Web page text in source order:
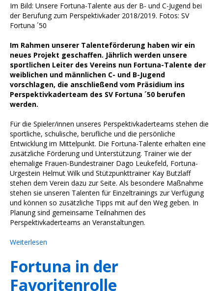
Im Bild: Unsere Fortuna-Talente aus der B- und C-Jugend bei
der Berufung zum Perspektivkader 2018/2019. Fotos: SV
Fortuna ´50
Im Rahmen unserer Talenteförderung haben wir ein
neues Projekt geschaffen. Jährlich werden unsere
sportlichen Leiter des Vereins nun Fortuna-Talente der
weiblichen und männlichen C- und B-Jugend
vorschlagen, die anschließend vom Präsidium ins
Perspektivkaderteam des SV Fortuna ´50 berufen
werden.
Für die Spieler/innen unseres Perspektivkaderteams stehen die
sportliche, schulische, berufliche und die persönliche
Entwicklung im Mittelpunkt. Die Fortuna-Talente erhalten eine
zusätzliche Förderung und Unterstützung. Trainer wie der
ehemalige Frauen-Bundestrainer Dago Leukefeld, Fortuna-
Urgestein Helmut Wilk und Stützpunkttrainer Kay Butzlaff
stehen dem Verein dazu zur Seite. Als besondere Maßnahme
stehen sie unseren Talenten für Einzeltrainings zur Verfügung
und können so zusätzliche Tipps mit auf den Weg geben. In
Planung sind gemeinsame Teilnahmen des
Perspektivkaderteams an Veranstaltungen.
Weiterlesen
Fortuna in der
Favoritenrolle